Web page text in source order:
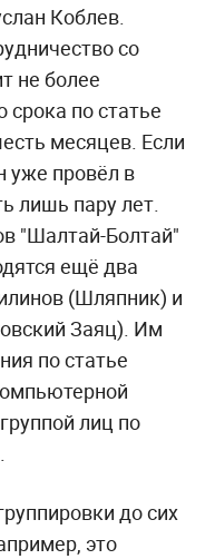
Коблев.
со
не более
по статье
месяцев. Если
уже провёл в
лишь пару лет.
"Шалтай-Болтай"
ещё два
(Шляпник) и
Заяц). Им
по статье
лиц по
до сих
это